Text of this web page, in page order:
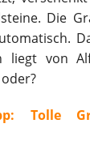
Die
liegt von
Tolle